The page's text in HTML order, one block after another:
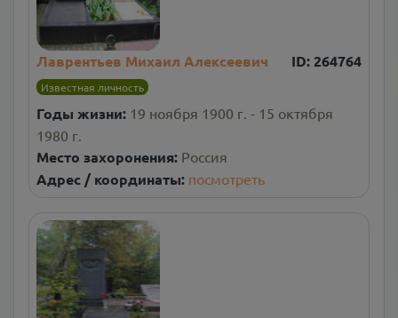
Лаврентьев Михаил Алексеевич ID: 264764
Известная личность
Годы жизни: 19 ноября 1900 г. - 15 октября
1980 г.
Место захоронения: Россия
Адрес / координаты: посмотреть